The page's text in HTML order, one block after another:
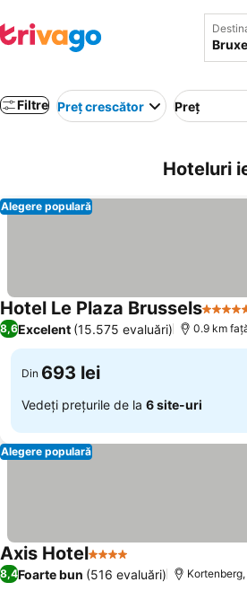
Filtre Preț crescător Preț
Hoteluri
Alegere populară
Hotel Le Plaza Brussels5
8,6Excelent (15.575 evaluări) 0.9 km
Din 693 lei
Vedeți prețurile de la 6 site-uri
Alegere populară
Axis Hotel4 Stele
8,4Foarte bun (516 evaluări)